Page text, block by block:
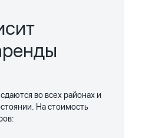
во всех районах и
На стоимость